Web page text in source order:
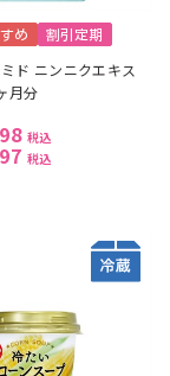
め 割引定期
ド ニンニクエキス
月分
税込
税込